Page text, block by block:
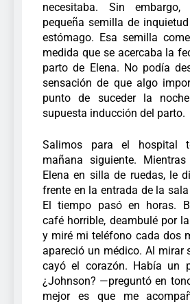
necesitaba. Sin
pequeña semilla de
estómago. Esa semilla
medida que se acercaba la
parto de Elena. No podía
sensación de que algo
punto de suceder la
supuesta inducción del parto.
Salimos para el hospital
mañana siguiente.
Elena en silla de ruedas, le
frente en la entrada de la
El tiempo pasó en horas.
café horrible, deambulé por
y miré mi teléfono cada dos
apareció un médico. Al mirar
cayó el corazón. Había un
¿Johnson? —preguntó en
mejor es que me